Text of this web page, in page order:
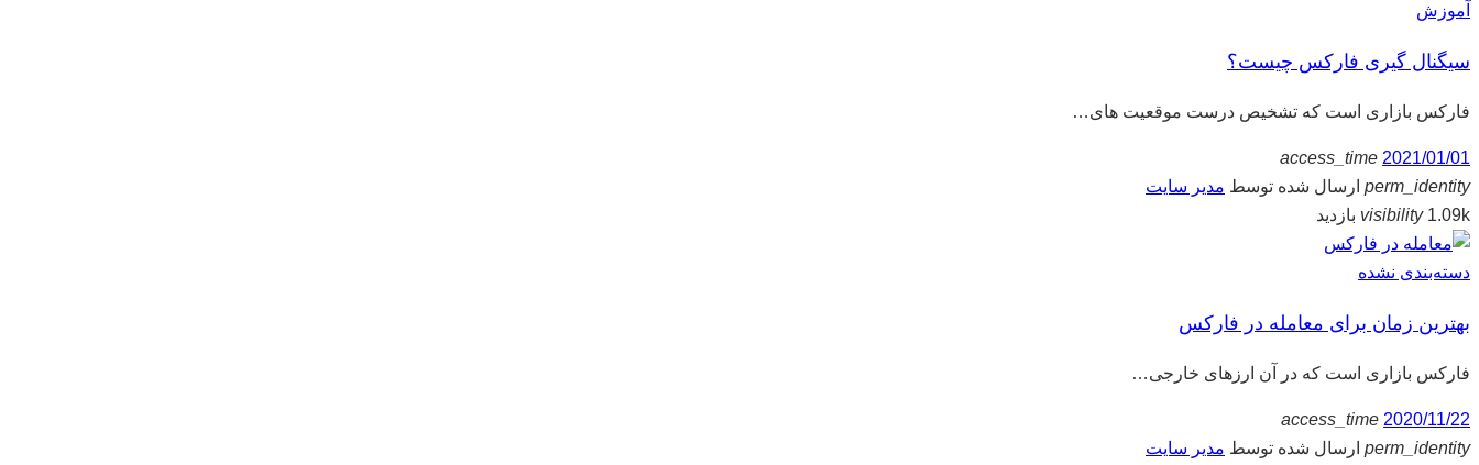
آموزش
سیگنال گیری فارکس چیست؟
فارکس بازاری است که تشخیص درست موقعیت های…
access_time 2021/01/01
perm_identity ارسال شده توسط مدیر سایت
visibility1.09k بازدید
دسته‌بندی نشده
بهترین زمان برای معامله در فارکس
فارکس بازاری است که در آن ارزهای خارجی…
access_time 2020/11/22
perm_identity ارسال شده توسط مدیر سایت